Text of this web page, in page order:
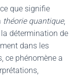
que signifie
théorie quantique,
détermination de
dans les
ce phénomène a